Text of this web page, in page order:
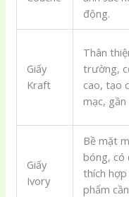
động.
Giấy
Kraft
Thân
trường,
cao, tạo
mạc, gần
Giấy
Ivory
Bề mặt
bóng, có
thích hợp
phẩm